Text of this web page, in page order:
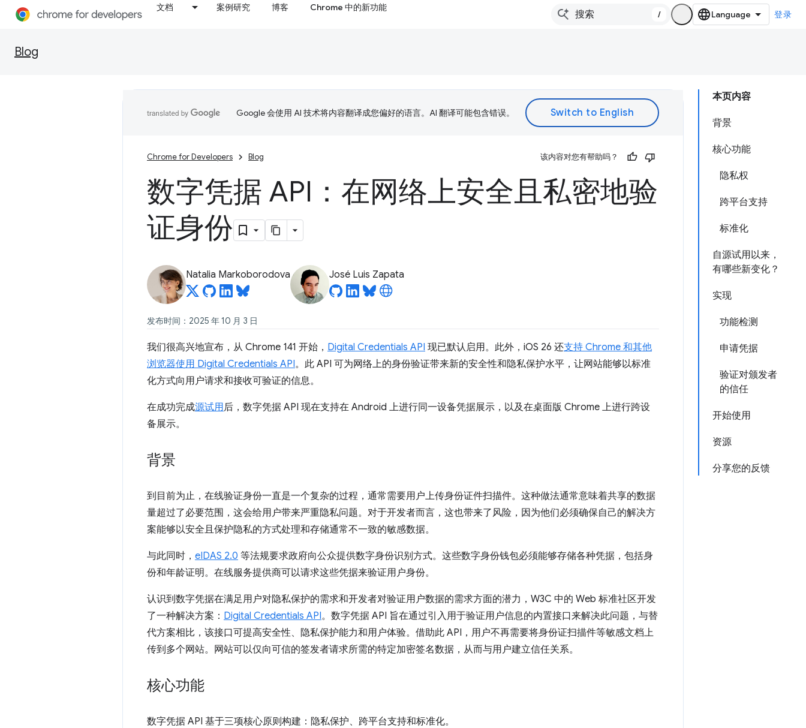
文档 案例研究 博客 Chrome 中的新功能
/ 登录
Blog
本页内容
背景
核心功能
隐私权
跨平台支持
标准化
自源试用以来，
有哪些新变化？
实现
功能检测
申请凭据
验证对颁发者
的信任
开始使用
资源
分享您的反馈
Google 会使用 AI 技术将内容翻译成您偏好的语言。AI 翻译可能包含错误。
Chrome for Developers Blog 该内容对您有帮助吗？
数字凭据 API：在网络上安全且私密地验
证身份
Natalia Markoborodova José Luis Zapata
发布时间：2025 年 10 月 3 日
我们很高兴地宣布，从 Chrome 141 开始， Digital Credentials API 现已默认启用。此外，iOS 26 还支持 Chrome 和其他
浏览器使用 Digital Credentials API。此 API 可为网络上的身份验证带来新的安全性和隐私保护水平，让网站能够以标准
化方式向用户请求和接收可验证的信息。
在成功完成源试用后，数字凭据 API 现在支持在 Android 上进行同一设备凭据展示，以及在桌面版 Chrome 上进行跨设
备展示。
背景
到目前为止，在线验证身份一直是一个复杂的过程，通常需要用户上传身份证件扫描件。这种做法通常意味着共享的数据
量超过了必要范围，这会给用户带来严重隐私问题。对于开发者而言，这也带来了风险，因为他们必须确保自己的解决方
案能够以安全且保护隐私的方式处理和存储通常不一致的敏感数据。
与此同时， eIDAS 2.0 等法规要求政府向公众提供数字身份识别方式。这些数字身份钱包必须能够存储各种凭据，包括身
份和年龄证明。在线服务提供商可以请求这些凭据来验证用户身份。
认识到数字凭据在满足用户对隐私保护的需求和开发者对验证用户数据的需求方面的潜力，W3C 中的 Web 标准社区开发
了一种解决方案： Digital Credentials API。数字凭据 API 旨在通过引入用于验证用户信息的内置接口来解决此问题，与替
代方案相比，该接口可提高安全性、隐私保护能力和用户体验。借助此 API，用户不再需要将身份证扫描件等敏感文档上
传到多个网站。网站可以仅向可信的签发者请求所需的特定加密签名数据，从而与用户建立信任关系。
核心功能
数字凭据 API 基于三项核心原则构建：隐私保护、跨平台支持和标准化。